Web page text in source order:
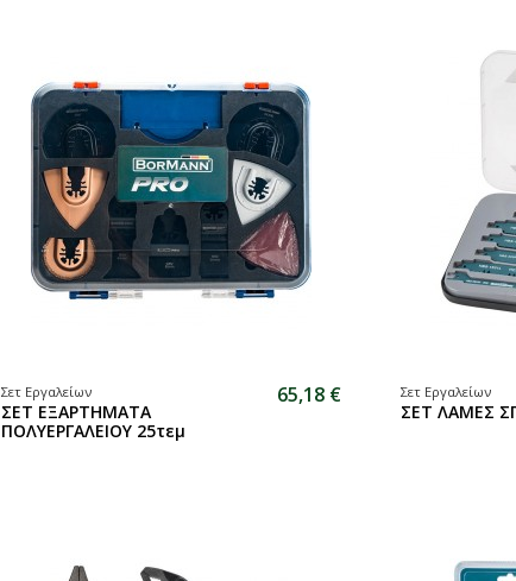
Σετ Εργαλείων
ΣΕΤ ΕΞΑΡΤΗΜΑΤΑ
ΠΟΛΥΕΡΓΑΛΕΙΟΥ 25τεμ
65,18 € Σετ Εργαλείων
ΣΕΤ ΛΑΜΕΣ